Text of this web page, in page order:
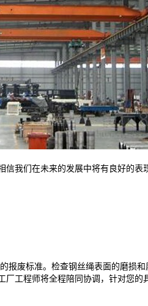
我们在未来的发展中将有良好的
报废标准。检查钢丝绳表面的磨损和
工程师将全程陪同协调，针对您